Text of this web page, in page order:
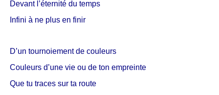
Devant l’éternité du temps
Infini à ne plus en finir
D’un tournoiement de couleurs
Couleurs d’une vie ou de ton empreinte
Que tu traces sur ta route